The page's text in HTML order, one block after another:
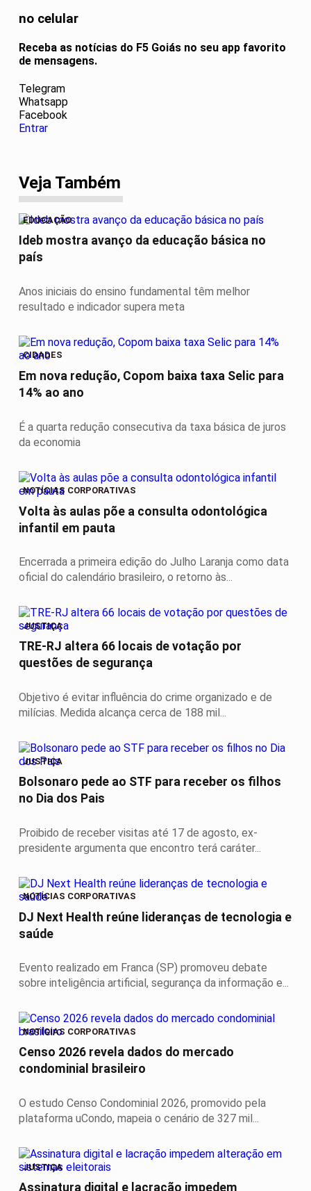
no celular
Receba as notícias do F5 Goiás no seu app favorito
de mensagens.
Telegram
Whatsapp
Facebook
Entrar
Veja Também
EDUCAÇÃO
Ideb mostra avanço da educação básica no
país
Anos iniciais do ensino fundamental têm melhor
resultado e indicador supera meta
CIDADES
Em nova redução, Copom baixa taxa Selic para
14% ao ano
É a quarta redução consecutiva da taxa básica de juros
da economia
NOTÍCIAS CORPORATIVAS
Volta às aulas põe a consulta odontológica
infantil em pauta
Encerrada a primeira edição do Julho Laranja como data
oficial do calendário brasileiro, o retorno às...
JUSTIÇA
TRE-RJ altera 66 locais de votação por
questões de segurança
Objetivo é evitar influência do crime organizado e de
milícias. Medida alcança cerca de 188 mil...
JUSTIÇA
Bolsonaro pede ao STF para receber os filhos
no Dia dos Pais
Proibido de receber visitas até 17 de agosto, ex-
presidente argumenta que encontro terá caráter...
NOTÍCIAS CORPORATIVAS
DJ Next Health reúne lideranças de tecnologia e
saúde
Evento realizado em Franca (SP) promoveu debate
sobre inteligência artificial, segurança da informação e...
NOTÍCIAS CORPORATIVAS
Censo 2026 revela dados do mercado
condominial brasileiro
O estudo Censo Condominial 2026, promovido pela
plataforma uCondo, mapeia o cenário de 327 mil...
JUSTIÇA
Assinatura digital e lacração impedem